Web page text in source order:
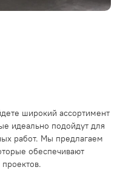
широкий ассортимент
идеально подойдут для
работ. Мы предлагаем
обеспечивают